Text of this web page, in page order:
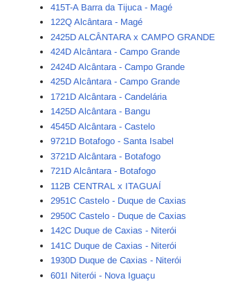
415T-A Barra da Tijuca - Magé
122Q Alcântara - Magé
2425D ALCÂNTARA x CAMPO GRANDE
424D Alcântara - Campo Grande
2424D Alcântara - Campo Grande
425D Alcântara - Campo Grande
1721D Alcântara - Candelária
1425D Alcântara - Bangu
4545D Alcântara - Castelo
9721D Botafogo - Santa Isabel
3721D Alcântara - Botafogo
721D Alcântara - Botafogo
112B CENTRAL x ITAGUAÍ
2951C Castelo - Duque de Caxias
2950C Castelo - Duque de Caxias
142C Duque de Caxias - Niterói
141C Duque de Caxias - Niterói
1930D Duque de Caxias - Niterói
601I Niterói - Nova Iguaçu